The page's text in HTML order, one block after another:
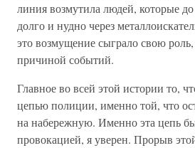
линия возмутила людей, которые
долго и нудно через
это возмущение сыграло свою
причиной событий.
Главное во всей этой истории то,
цепью полиции, именно той, что
на набережную. Именно эта цепь
провокацией, я уверен. Прорыв